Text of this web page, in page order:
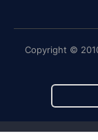
Copyright ©